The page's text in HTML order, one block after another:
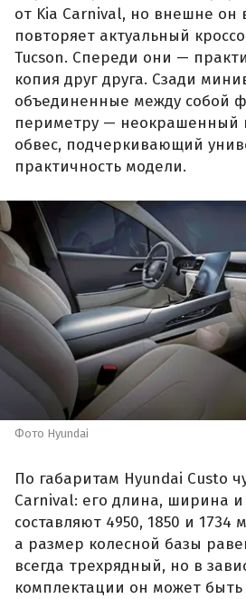
от Kia Carnival, но внешне он
повторяет актуальный
Tucson. Спереди они —
копия друг друга. Сзади
объединенные между собой
периметру — неокрашенный
обвес, подчеркивающий
практичность модели.
Фото Hyundai
По габаритам Hyundai Custo
Carnival: его длина, ширина и
составляют 4950, 1850 и 1734
а размер колесной базы
всегда трехрядный, но в
комплектации он может быть